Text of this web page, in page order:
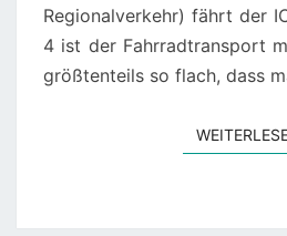
Regionalverkehr) fährt der
4 ist der Fahrradtransport
größtenteils so flach, dass